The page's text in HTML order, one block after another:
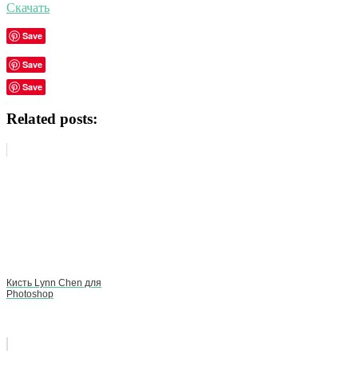
Скачать
Save
Save
Save
Related posts:
Кисть Lynn Chen для
Photoshop